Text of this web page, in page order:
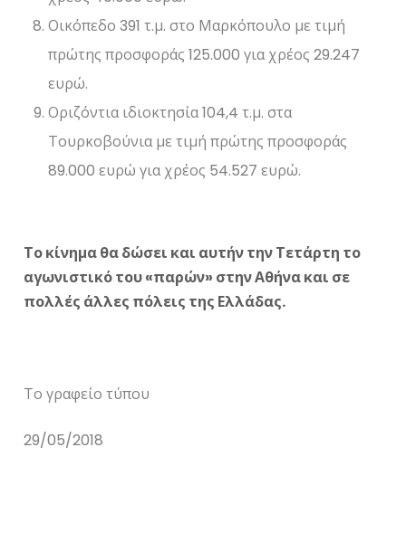
Οικόπεδο 391 τ.μ. στο Μαρκόπουλο με τιμή
πρώτης προσφοράς 125.000 για χρέος 29.247
ευρώ.
Οριζόντια ιδιοκτησία 104,4 τ.μ. στα
Τουρκοβούνια με τιμή πρώτης προσφοράς
89.000 ευρώ για χρέος 54.527 ευρώ.
Το κίνημα θα δώσει και αυτήν την Τετάρτη το
αγωνιστικό του «παρών» στην Αθήνα και σε
πολλές άλλες πόλεις της Ελλάδας.
Το γραφείο τύπου
29/05/2018